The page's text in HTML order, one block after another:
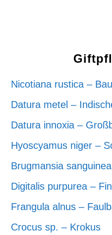
Nicotiana rustica –
Datura metel –
Datura innoxia –
Hyoscyamus niger –
Brugmansia sanguinea
Digitalis purpurea –
Frangula alnus –
Crocus sp. – Krokus